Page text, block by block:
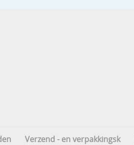
Verzend - en verpakkingsk